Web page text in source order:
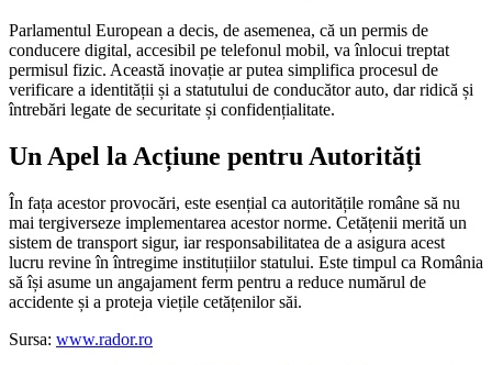
Parlamentul European a decis, de asemenea, că un permis de
conducere digital, accesibil pe telefonul mobil, va înlocui treptat
permisul fizic. Această inovație ar putea simplifica procesul de
verificare a identității și a statutului de conducător auto, dar ridică și
întrebări legate de securitate și confidențialitate.
Un Apel la Acțiune pentru Autorități
În fața acestor provocări, este esențial ca autoritățile române să nu
mai tergiverseze implementarea acestor norme. Cetățenii merită un
sistem de transport sigur, iar responsabilitatea de a asigura acest
lucru revine în întregime instituțiilor statului. Este timpul ca România
să își asume un angajament ferm pentru a reduce numărul de
accidente și a proteja viețile cetățenilor săi.
Sursa: www.rador.ro